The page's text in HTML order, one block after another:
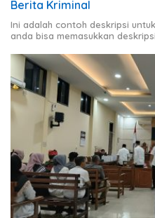
Berita Kriminal
Ini adalah contoh deskripsi
anda bisa memasukkan